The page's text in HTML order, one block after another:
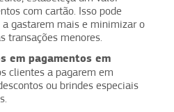
com cartão. Isso pode
gastarem mais e minimizar o
transações menores.
em pagamentos em
clientes a pagarem em
ou brindes especiais